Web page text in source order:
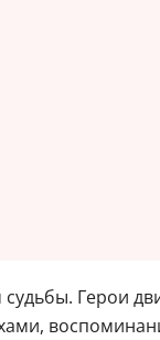
Герои